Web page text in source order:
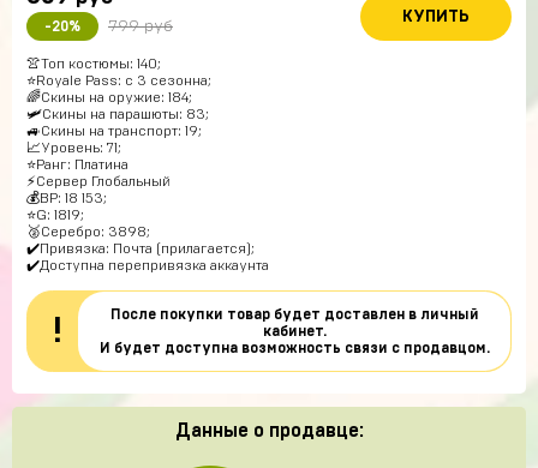
-20% 799 руб
КУПИТЬ
👚Топ костюмы: 140;
⭐️Royale Pass: с 3 сезонна;
🌈Скины на оружие: 184;
🛩Скины на парашюты: 83;
🚙Скины на транспорт: 19;
📈Уровень: 71;
⭐️Ранг: Платина
⚡Сервер Глобальный
💰BP: 18 153;
⭐️G: 1819;
🥈Серебро: 3898;
✔️Привязка: Почта (прилагается);
✔️Доступна перепривязка аккаунта
!
После покупки товар будет доставлен в личный
кабинет.
И будет доступна возможность связи с продавцом.
Данные о продавце: